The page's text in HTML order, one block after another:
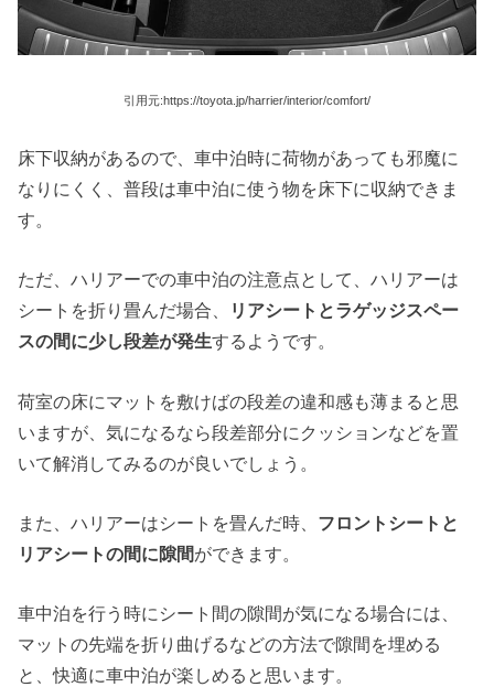
引用元:https://toyota.jp/harrier/interior/comfort/
床下収納があるので、車中泊時に荷物があっても邪魔に
なりにくく、普段は車中泊に使う物を床下に収納できま
す。
ただ、ハリアーでの車中泊の注意点として、ハリアーは
シートを折り畳んだ場合、
リアシートとラゲッジスペー
スの間に少し段差が発生するようです。
荷室の床にマットを敷けばの段差の違和感も薄まると思
いますが、気になるなら段差部分にクッションなどを置
いて解消してみるのが良いでしょう。
また、ハリアーはシートを畳んだ時、 フロントシートと
リアシートの間に隙間ができます。
車中泊を行う時にシート間の隙間が気になる場合には、
マットの先端を折り曲げるなどの方法で隙間を埋める
と、快適に車中泊が楽しめると思います。